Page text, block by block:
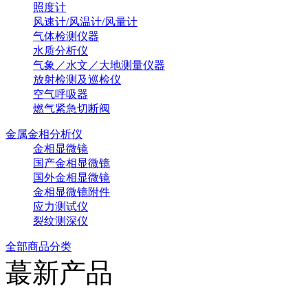
照度计
风速计/风温计/风量计
气体检测仪器
水质分析仪
气象／水文／大地测量仪器
放射检测及巡检仪
空气呼吸器
燃气紧急切断阀
金属金相分析仪
金相显微镜
国产金相显微镜
国外金相显微镜
金相显微镜附件
应力测试仪
裂纹测深仪
全部商品分类
蕞新产品